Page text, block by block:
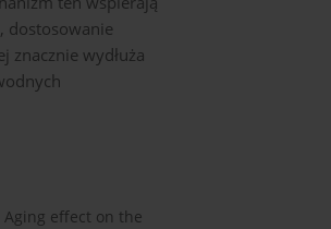
dostosowanie
znacznie wydłuża
Aging effect on the